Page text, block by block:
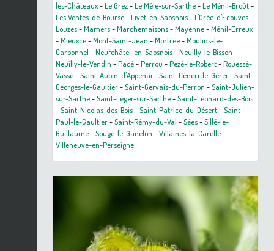
les-Châteaux-Le Grez-Le Mêle-sur-Sarthe-Le Ménil-Broût-
Les Ventes-de-Bourse-Livet-en-Saosnois-L'Orée-d'Écouves-
Louzes-Mamers-Marchemaisons-Mayenne-Ménil-Erreux
-Mieuxcé-Mont-Saint-Jean -Mortrée-Moulins-le-
Carbonnel -Neufchâtel-en-Saosnois-Neuilly-le-Bisson -
Neuilly-le-Vendin -Pacé-Perrou -Pezé-le-Robert-Rouessé-
Vassé-Saint-Aubin-d'Appenai -Saint-Céneri-le-Gérei -Saint-
Georges-le-Gaultier-Saint-Gervais-du-Perron -Saint-Julien-
sur-Sarthe-Saint-Léger-sur-Sarthe-Saint-Léonard-des-Bois
-Saint-Nicolas-des-Bois-Saint-Patrice-du-Désert-Saint-
Paul-le-Gaultier-Saint-Rémy-du-Val -Sées-Sillé-le-
Guillaume-Sougé-le-Ganelon -Villaines-la-Carelle-
Villeneuve-en-Perseigne